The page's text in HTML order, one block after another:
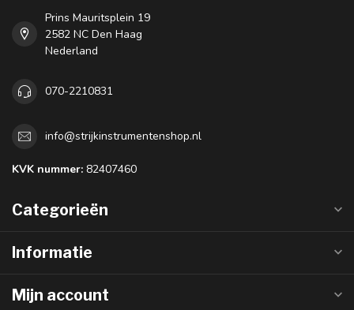
Prins Mauritsplein 19
2582 NC Den Haag
Nederland
070-2210831
info@strijkinstrumentenshop.nl
KVK nummer: 82407460
Categorieën
Informatie
Mijn account